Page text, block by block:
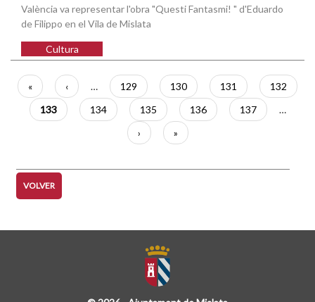
València va representar l'obra "Questi Fantasmi! " d'Eduardo
de Filippo en el Vila de Mislata
Cultura
Paginación
Primera
página
«
Página
anterior
‹ … Página
129 Página
130 Página
131 Página
132
Página
actual
133 Página
134 Página
135 Página
136 Página
137
…
Siguiente
página
›
Última
página
»
VOLVER